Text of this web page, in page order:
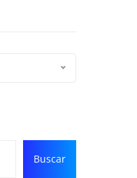
Buscar